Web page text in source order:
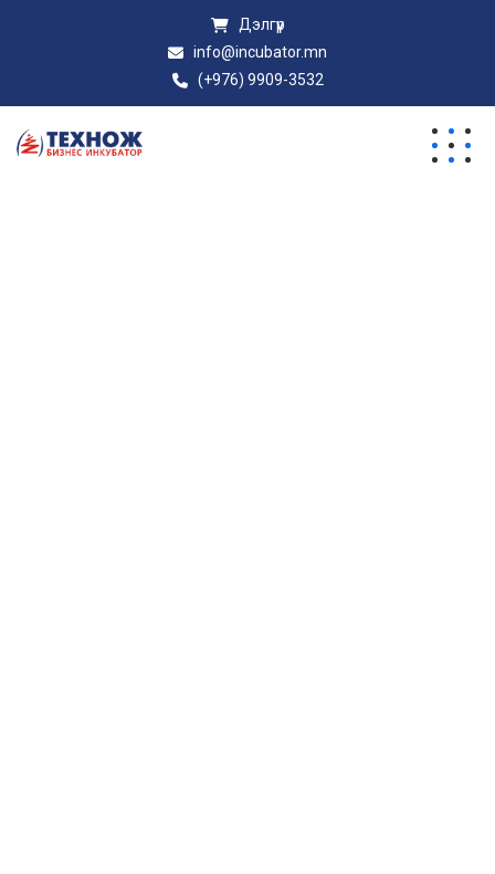
Дэлгүүр
info@incubator.mn
(+976) 9909-3532